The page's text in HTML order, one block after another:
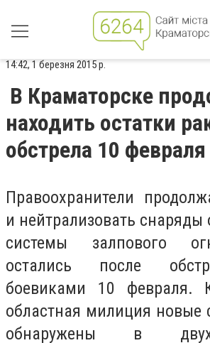
14:42, 1 березня 2015 р.
В Краматорске
находить остатки
обстрела 10 февраля
Правоохранители
и нейтрализовать снаряды
системы залпового
остались после
боевиками 10 февраля.
областная милиция новые
обнаружены в